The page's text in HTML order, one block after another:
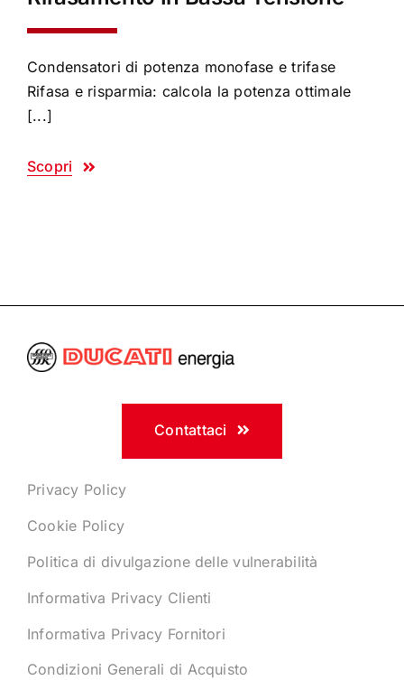
Condensatori di potenza monofase e trifase
Rifasa e risparmia: calcola la potenza ottimale
[...]
Scopri
Contattaci
Privacy Policy
Cookie Policy
Politica di divulgazione delle vulnerabilità
Informativa Privacy Clienti
Informativa Privacy Fornitori
Condizioni Generali di Acquisto